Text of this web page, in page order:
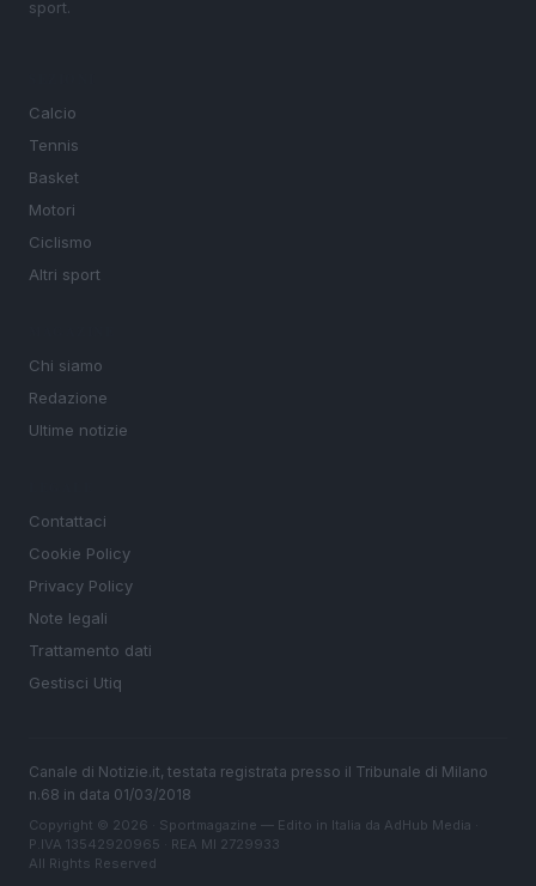
sport.
Calcio
Tennis
Basket
Motori
Ciclismo
Altri sport
Chi siamo
Redazione
Ultime notizie
Contattaci
Cookie Policy
Privacy Policy
Note legali
Trattamento dati
Gestisci Utiq
Canale di Notizie.it, testata registrata presso il Tribunale di Milano
n.68 in data 01/03/2018
Copyright © 2026 · Sportmagazine — Edito in Italia da AdHub Media
P.IVA 13542920965 · REA MI 2729933
All Rights Reserved